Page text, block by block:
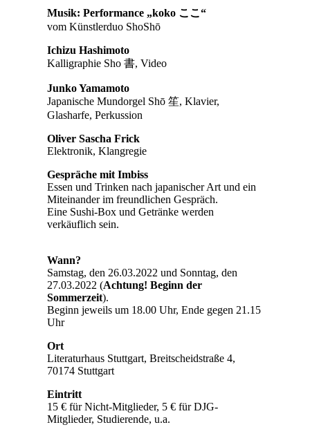
Musik: Performance „koko ここ “
vom Künstlerduo ShoShō
Ichizu Hashimoto
Kalligraphie Sho 書, Video
Junko Yamamoto
Japanische Mundorgel Shō 笙, Klavier,
Glasharfe, Perkussion
Oliver Sascha Frick
Elektronik, Klangregie
Gespräche mit Imbiss
Essen und Trinken nach japanischer Art und ein
Miteinander im freundlichen Gespräch.
Eine Sushi-Box und Getränke werden
verkäuflich sein.
Wann?
Samstag, den 26.03.2022 und Sonntag, den
27.03.2022 (Achtung! Beginn der
Sommerzeit).
Beginn jeweils um 18.00 Uhr, Ende gegen 21.15
Uhr
Ort
Literaturhaus Stuttgart, Breitscheidstraße 4,
70174 Stuttgart
Eintritt
15 € für Nicht-Mitglieder, 5 € für DJG-
Mitglieder, Studierende, u.a.